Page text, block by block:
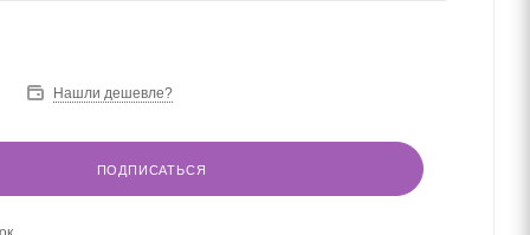
Нашли дешевле?
ПОДПИСАТЬСЯ